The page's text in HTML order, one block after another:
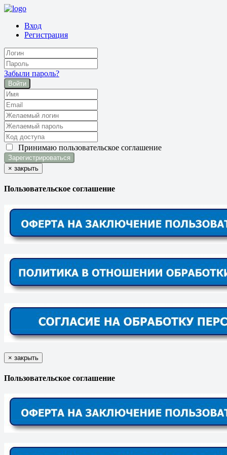
Вход
Регистрация
Забыли пароль?
Войти
Принимаю пользовательское соглашение
× закрыть
Пользовательское соглашение
× закрыть
Пользовательское соглашение